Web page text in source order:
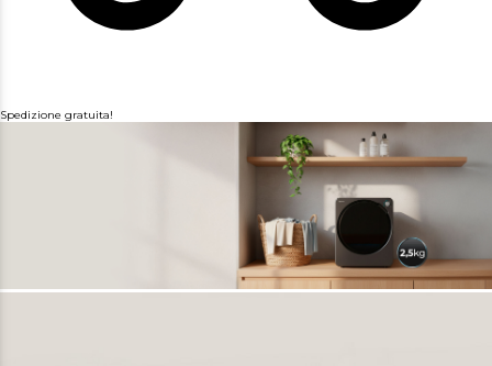
Spedizione gratuita!